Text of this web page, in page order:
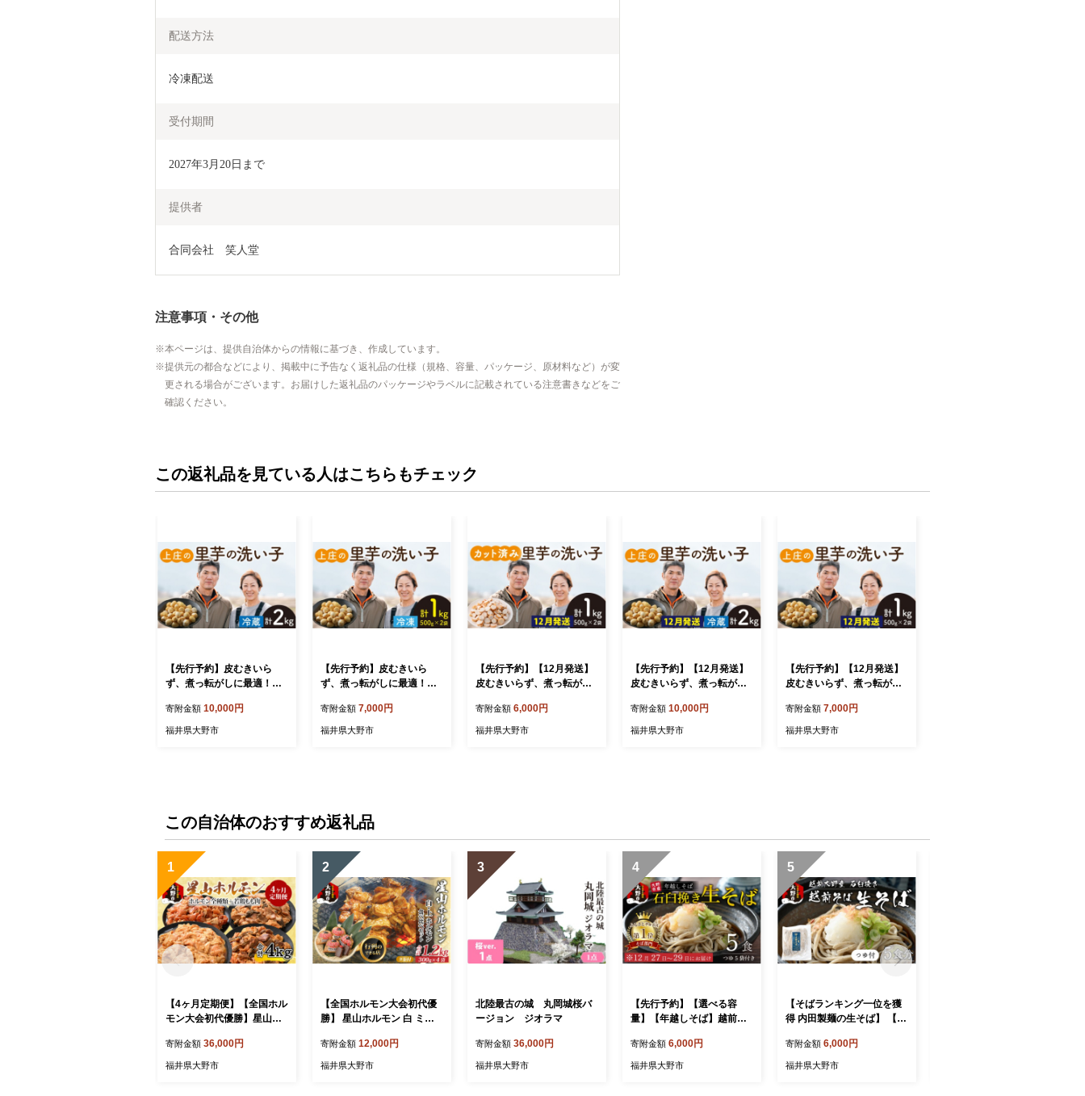
配送方法
冷凍配送
受付期間
2027年3月20日まで
提供者
合同会社　笑人堂
注意事項・その他
本ページは、提供自治体からの情報に基づき、作成しています。
提供元の都合などにより、掲載中に予告なく返礼品の仕様（規格、容量、パッケージ、原材料など）が変
更される場合がございます。お届けした返礼品のパッケージやラベルに記載されている注意書きなどをご
確認ください。
この返礼品を見ている人はこちらもチェック
【先行予約】皮むきいら
ず、煮っ転がしに最適！上
kg 【10月中旬より順次発
送】
寄附金額 10,000円
福井県大野市
【先行予約】皮むきいら
ず、煮っ転がしに最適！上
凍】【10月中旬より順次発
送】
寄附金額 7,000円
福井県大野市
【先行予約】【12月発送】
皮むきいらず、煮っ転がし
子 1kg【カット冷凍】
寄附金額 6,000円
福井県大野市
【先行予約】【12月発送】
皮むきいらず、煮っ転がし
子 2kg 【冷蔵】
寄附金額 10,000円
福井県大野市
【先行予約】【12月発送】
皮むきいらず、煮っ転がし
子 1kg【冷凍】
寄附金額 7,000円
福井県大野市
この自治体のおすすめ返礼品
1
【4ヶ月定期便】【全国ホル
モン大会初代優勝】星山ホ
若鶏もも肉4ヶ月定期便セッ
ト【行列のできるお店】
寄附金額 36,000円
福井県大野市
2
【全国ホルモン大会初代優
勝】 星山ホルモン 白 ミッ
べ セット (白・ミックス 各3
00g×2袋)(たれ付) 【行列の
寄附金額 12,000円
福井県大野市
3
北陸最古の城 丸岡城桜バ
ージョン ジオラマ
寄附金額 36,000円
福井県大野市
4
【先行予約】【選べる容
量】【年越しそば】越前大
ゆ付 越前そば 【日付け指定
不可：12月27日～12月29日
寄附金額 6,000円
福井県大野市
5
【そばランキング一位を獲
得 内田製麺の生そば】 【選
入り 冷凍保存も可能で美味
しさ長持ち 越前大野産 石臼
寄附金額 6,000円
福井県大野市